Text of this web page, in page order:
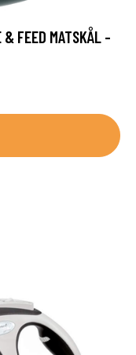
FEED MATSKÅL -